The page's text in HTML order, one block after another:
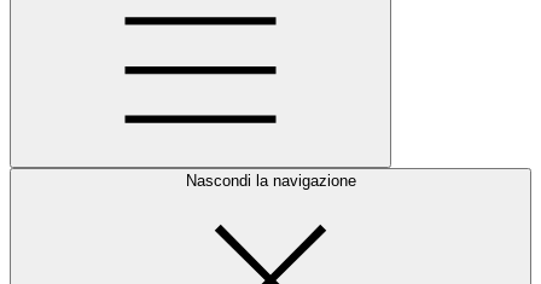
Nascondi la navigazione